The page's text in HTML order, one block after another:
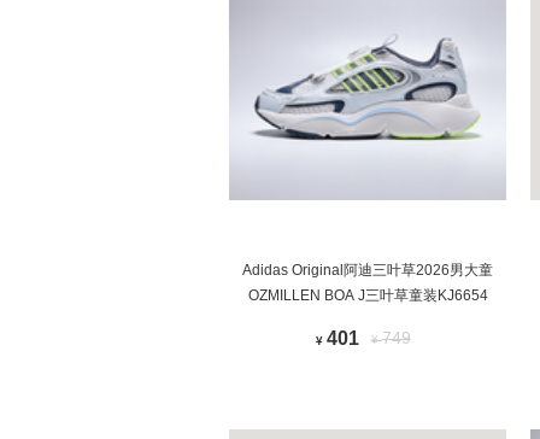
Adidas Original阿迪三叶草2026男大童
OZMILLEN BOA J三叶草童装KJ6654
¥ 401 ¥749